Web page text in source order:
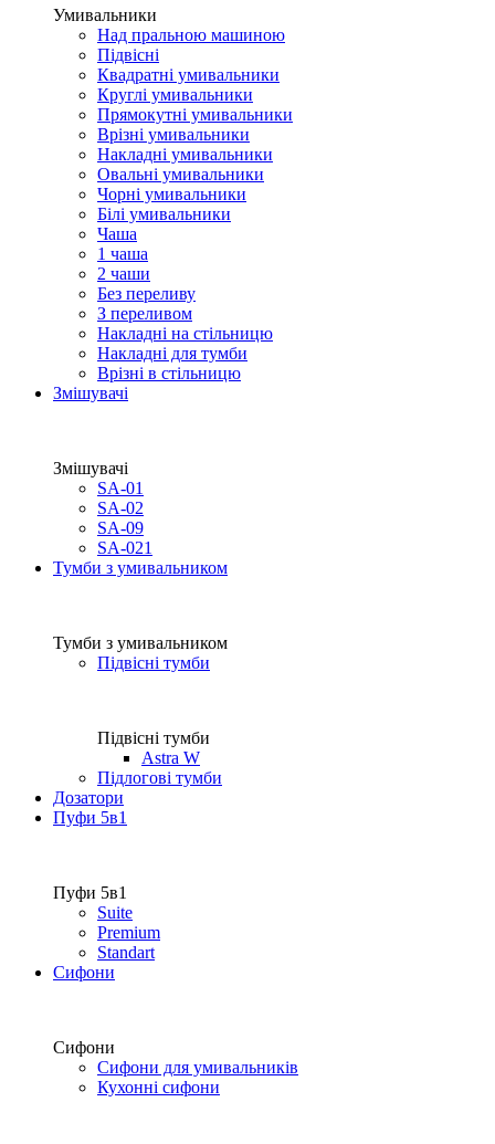
Умивальники
Над пральною машиною
Підвісні
Квадратні умивальники
Круглі умивальники
Прямокутні умивальники
Врізні умивальники
Накладні умивальники
Овальні умивальники
Чорні умивальники
Білі умивальники
Чаша
1 чаша
2 чаши
Без переливу
З переливом
Накладні на стільницю
Накладні для тумби
Врізні в стільницю
Змішувачі
Змішувачі
SA-01
SA-02
SA-09
SA-021
Тумби з умивальником
Тумби з умивальником
Підвісні тумби
Підвісні тумби
Astra W
Підлогові тумби
Дозатори
Пуфи 5в1
Пуфи 5в1
Suite
Premium
Standart
Сифони
Сифони
Сифони для умивальників
Кухонні сифони